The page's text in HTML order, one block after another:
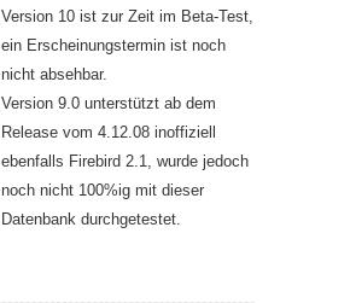
Version 10 ist zur Zeit im Beta-Test,
ein Erscheinungstermin ist noch
nicht absehbar.
Version 9.0 unterstützt ab dem
Release vom 4.12.08 inoffiziell
ebenfalls Firebird 2.1, wurde jedoch
noch nicht 100%ig mit dieser
Datenbank durchgetestet.